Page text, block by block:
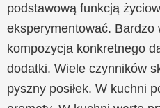
podstawową funkcją
eksperymentować. Bardzo
kompozycja konkretnego
dodatki. Wiele czynników
pyszny posiłek. W kuchni